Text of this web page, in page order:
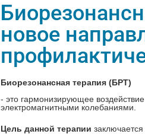
новое
Биорезонансная терапия (БРТ)
- это гармонизирующее
электромагнитными колебаниями.
Цель данной терапии